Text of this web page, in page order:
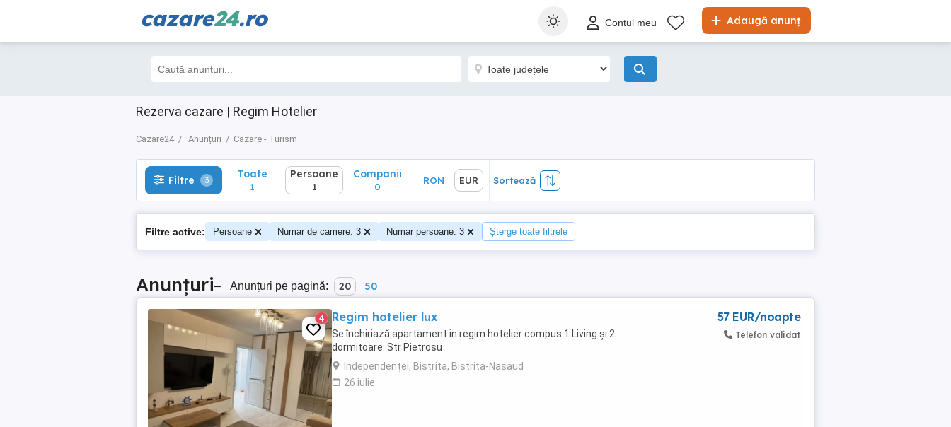
cazare24.ro Adaugă anunț
Contul meu
Rezerva cazare | Regim Hotelier
Cazare24 Anunțuri Cazare - Turism
Filtre 3 Toate
1
Filtre 3 Toate
1
Persoane
1
Companii
0
RON EUR Sortează
Filtre active: Persoane Numar de camere: 3 Numar persoane: 3 Șterge toate filtrele
Anunțuri– Anunțuri pe pagină: 20 50
4 Regim hotelier lux
Se închiriază apartament in regim hotelier compus 1 Living și 2
dormitoare. Str Pietrosu
Independenței, Bistrita, Bistrita-Nasaud
26 iulie
57 EUR/noapte
Telefon validat